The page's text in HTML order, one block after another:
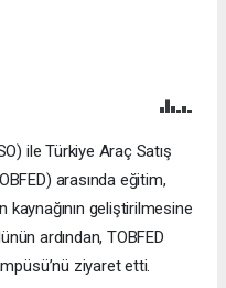
ile Türkiye Araç Satış
arasında eğitim,
geliştirilmesine
ardından, TOBFED
ziyaret etti.